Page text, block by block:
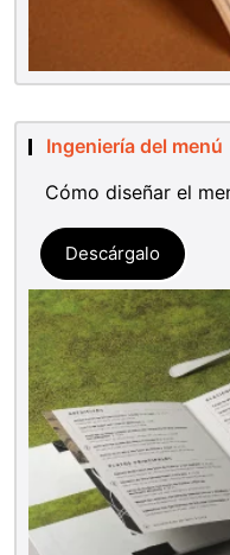
Ingeniería del menú
Cómo diseñar el
Descárgalo